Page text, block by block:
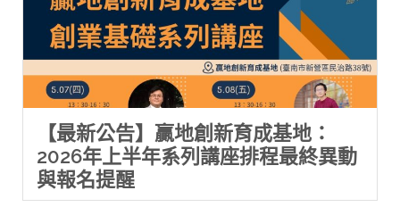
【最新公告】贏地創新育成基地：
2026年上半年系列講座排程最終異動
與報名提醒